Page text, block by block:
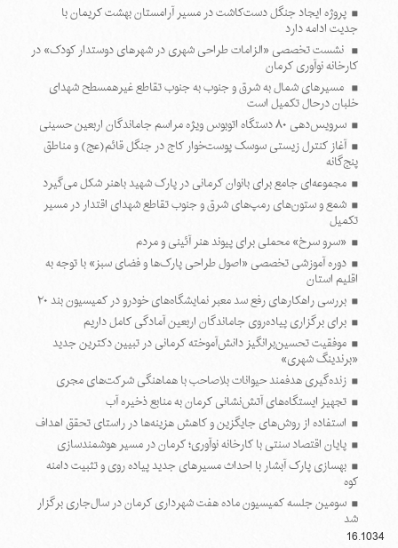
پروژه ایجاد جنگل دست‌کاشت در مسیر آرامستان بهشت کریمان با
جدیت ادامه دارد
نشست تخصصی «الزامات طراحی شهری در شهرهای دوستدار کودک» در
کارخانه نوآوری کرمان
مسیرهای شمال به شرق و جنوب به جنوب تقاطع غیرهمسطح شهدای
خلبان درحال تکمیل است
سرویس‌دهی ۸۰ دستگاه اتوبوس ویژه مراسم جاماندگان اربعین حسینی
آغاز کنترل زیستی سوسک پوست‌خوار کاج در جنگل قائم(عج) و مناطق
پنج‌گانه
مجموعه‌ای جامع برای بانوان کرمانی در پارک شهید باهنر شکل می‌گیرد
شمع و ستون‌های رمپ‌های شرق و جنوب تقاطع شهدای اقتدار در مسیر
تکمیل
«سرو سرخ» محملی برای پیوند هنر آئینی و مردم
دوره آموزشی تخصصی «اصول طراحی پارک‌ها و فضای سبز» با توجه به
اقلیم استان
بررسی راهکارهای رفع سد معبر نمایشگاه‌های خودرو در کمیسیون بند ۲۰
برای برگزاری پیاده‌روی جاماندگان اربعین آمادگی کامل داریم
موفقیت تحسین‌برانگیز دانش‌آموخته کرمانی در تبیین دکترین جدید
«برندینگ شهری»
زنده‌گیری هدفمند حیوانات بلاصاحب با هماهنگی شرکت‌های مجری
تجهیز ایستگاه‌های آتش‌نشانی کرمان به منابع ذخیره آب
استفاده از روش‌های جایگزین و کاهش هزینه‌ها در راستای تحقق اهداف
پایان اقتصاد سنتی با کارخانه نوآوری؛ کرمان در مسیر هوشمندسازی
بهسازی پارک آبشار با احداث مسیرهای جدید پیاده روی و تثبیت دامنه
کوه
سومین جلسه کمیسیون ماده هفت شهرداری کرمان در سال‌جاری برگزار
شد
16.1034